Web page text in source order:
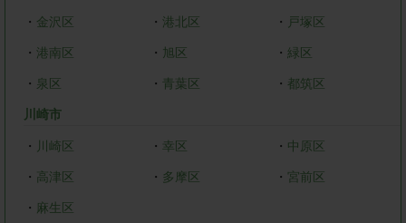
・ 金沢区 ・ 港北区 ・ 戸塚区
・ 港南区 ・ 旭区 ・ 緑区
・ 泉区 ・ 青葉区 ・ 都筑区
川崎市
・ 川崎区 ・ 幸区 ・ 中原区
・ 高津区 ・ 多摩区 ・ 宮前区
・ 麻生区